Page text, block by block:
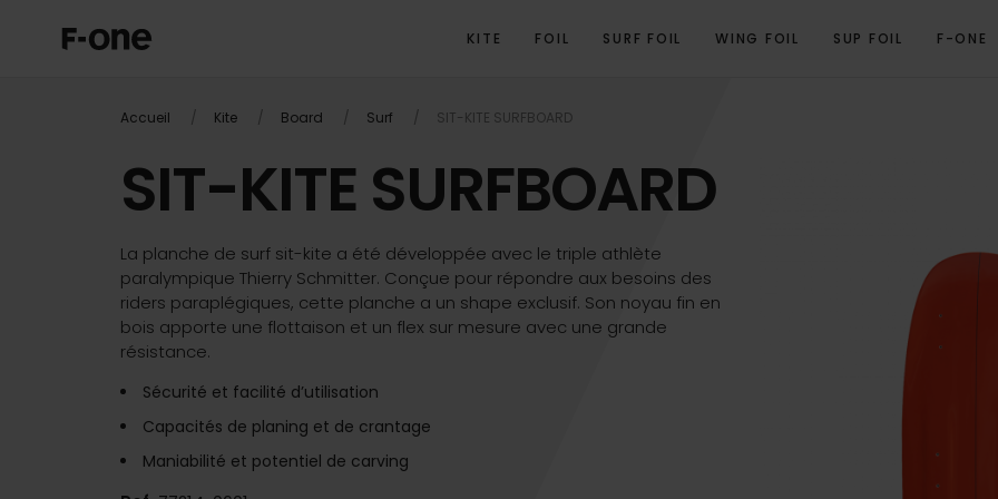
KITE FOIL SURF FOIL WING FOIL SUP FOIL F-ONE
Accueil Kite Board Surf SIT-KITE SURFBOARD
OVERVIEW SPÉCIFICATIONS TECHNIQUES PRODUITS ASSOCIÉS
SIT-KITE SURFBOARD
La planche de surf sit-kite a été développée avec le triple athlète
paralympique Thierry Schmitter. Conçue pour répondre aux besoins des
riders paraplégiques, cette planche a un shape exclusif. Son noyau fin en
bois apporte une flottaison et un flex sur mesure avec une grande
résistance.
Sécurité et facilité d’utilisation
Capacités de planing et de crantage
Maniabilité et potentiel de carving